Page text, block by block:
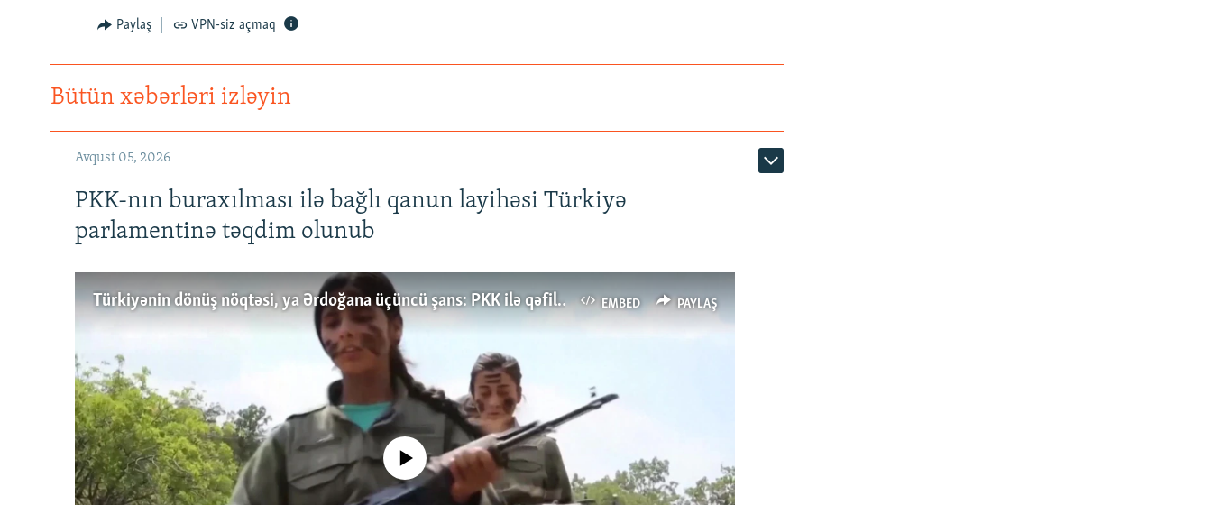
Paylaş VPN-siz açmaq
Bütün xəbərləri izləyin
Avqust 05, 2026
PKK-nın buraxılması ilə bağlı qanun layihəsi Türkiyə
parlamentinə təqdim olunub
EMBED PAYLAŞ
Türkiyənin dönüş nöqtəsi, ya Ərdoğana üçüncü şans: PKK ilə qəfil barışıq nə deməkdir?
No media source currently available